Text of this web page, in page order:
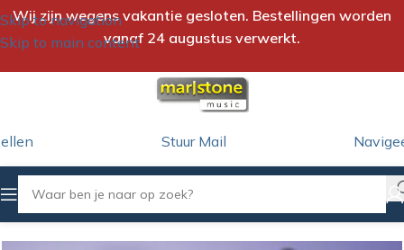
Skip to navigation
Skip to main content
Wij zijn wegens vakantie gesloten. Bestellingen worden
vanaf 24 augustus verwerkt.
Stuur Mail
Home/CD